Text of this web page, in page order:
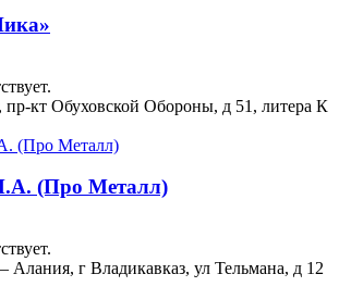
пр-кт Обуховской Обороны, д 51, литера К
(Про Металл)
Алания, г Владикавказ, ул Тельмана, д 12